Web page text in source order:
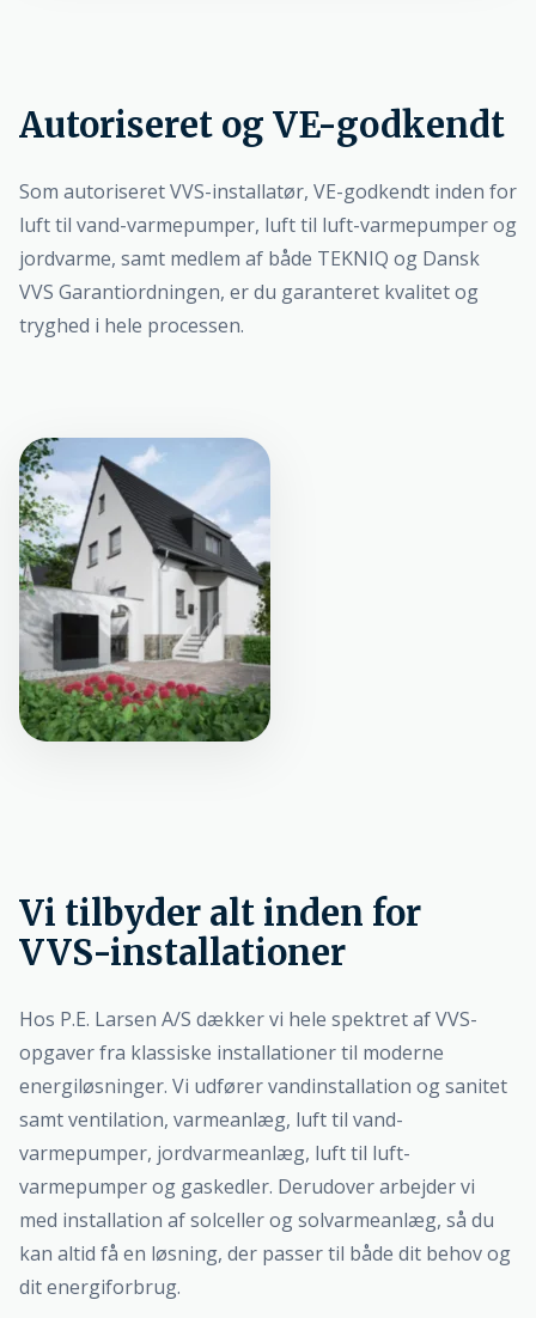
Autoriseret og VE-godkendt
Som autoriseret VVS-installatør, VE-godkendt inden for
luft til vand-varmepumper, luft til luft-varmepumper og
jordvarme, samt medlem af både TEKNIQ og Dansk
VVS Garantiordningen, er du garanteret kvalitet og
tryghed i hele processen.
Vi tilbyder alt inden for
VVS-installationer
Hos P.E. Larsen A/S dækker vi hele spektret af VVS-
opgaver fra klassiske installationer til moderne
energiløsninger. Vi udfører vandinstallation og sanitet
samt ventilation, varmeanlæg, luft til vand-
varmepumper, jordvarmeanlæg, luft til luft-
varmepumper og gaskedler. Derudover arbejder vi
med installation af solceller og solvarmeanlæg, så du
kan altid få en løsning, der passer til både dit behov og
dit energiforbrug.